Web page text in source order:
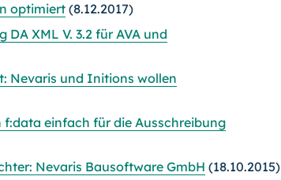
optimiert (8.12.2017)
XML V. 3.2 für AVA und
Nevaris und Initions wollen
einfach für die Ausschreibung
Nevaris Bausoftware GmbH (18.10.2015)